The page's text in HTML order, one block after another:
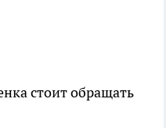
стоит обращать